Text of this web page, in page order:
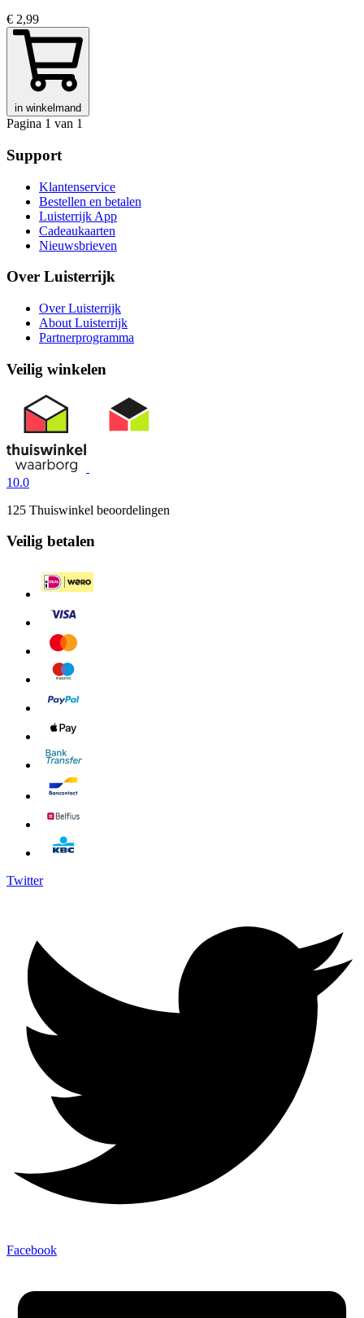
€ 2,99
in winkelmand
Pagina 1 van 1
Support
Klantenservice
Bestellen en betalen
Luisterrijk App
Cadeaukaarten
Nieuwsbrieven
Over Luisterrijk
Over Luisterrijk
About Luisterrijk
Partnerprogramma
Veilig winkelen
10.0
125 Thuiswinkel beoordelingen
Veilig betalen
Twitter
Facebook